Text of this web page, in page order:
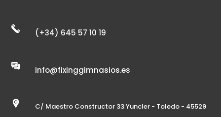
(+34) 645 57 10 19
info@fixinggimnasios.es
C/ Maestro Constructor 33 Yuncler - Toledo - 45529